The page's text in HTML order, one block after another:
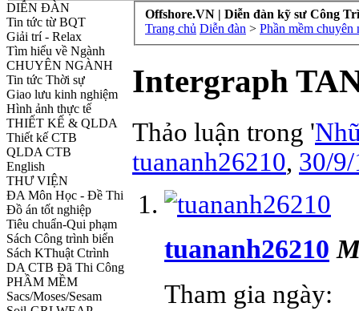
DIỄN ĐÀN
Tin tức từ BQT
Giải trí - Relax
Tìm hiểu về Ngành
CHUYÊN NGÀNH
Tin tức Thời sự
Giao lưu kinh nghiệm
Hình ảnh thực tế
THIẾT KẾ & QLDA
Thiết kế CTB
QLDA CTB
English
THƯ VIỆN
ĐA Môn Học - Đề Thi
Đồ án tốt nghiệp
Tiêu chuẩn-Qui phạm
Sách Công trình biển
Sách KThuật Ctrình
DA CTB Đã Thi Công
PHẦM MỀM
Sacs/Moses/Sesam
Offshore.VN | Diễn đàn kỹ sư Công
Trang chủ Diễn đàn > Phần mềm
Intergraph
Thảo luận trong '
tuananh26210, 30/
tuananh26210
Tham gia ngày: